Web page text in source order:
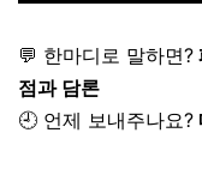
💬 한마디로 말하면?
점과 담론
🕘 언제 보내주나요?